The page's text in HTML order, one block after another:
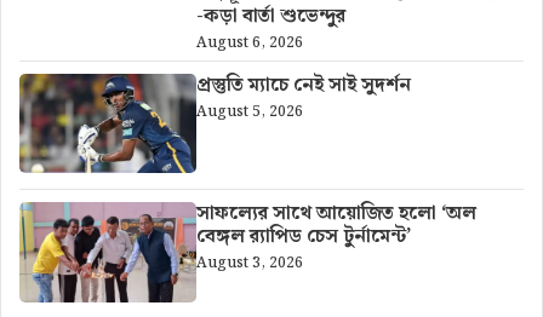
-কড়া বার্তা শুভেন্দুর
August 6, 2026
প্রস্তুতি ম্যাচে নেই সাই সুদর্শন
August 5, 2026
সাফল্যের সাথে আয়োজিত হলো ‘অল
বেঙ্গল র‍্যাপিড চেস টুর্নামেন্ট’
August 3, 2026